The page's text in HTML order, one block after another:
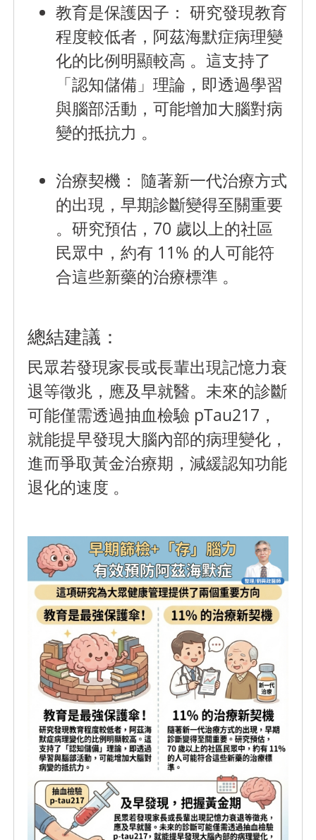
教育是保護因子： 研究發現教育
程度較低者，阿茲海默症病理變
化的比例明顯較高 。這支持了
「認知儲備」理論，即透過學習
與腦部活動，可能增加大腦對病
變的抵抗力 。
治療契機： 隨著新一代治療方式
的出現，早期診斷變得至關重要
。研究預估，70 歲以上的社區
民眾中，約有 11% 的人可能符
合這些新藥的治療標準 。
總結建議：
民眾若發現家長或長輩出現記憶力衰
退等徵兆，應及早就醫。未來的診斷
可能僅需透過抽血檢驗 pTau217，
就能提早發現大腦內部的病理變化，
進而爭取黃金治療期，減緩認知功能
退化的速度 。